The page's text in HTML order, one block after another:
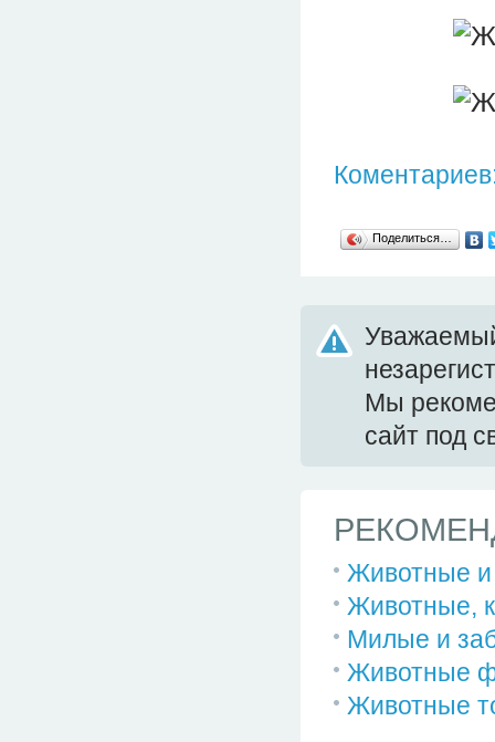
Поделиться…
Мы
сайт под
Животные
Животные,
Милые и
Животные
Животные